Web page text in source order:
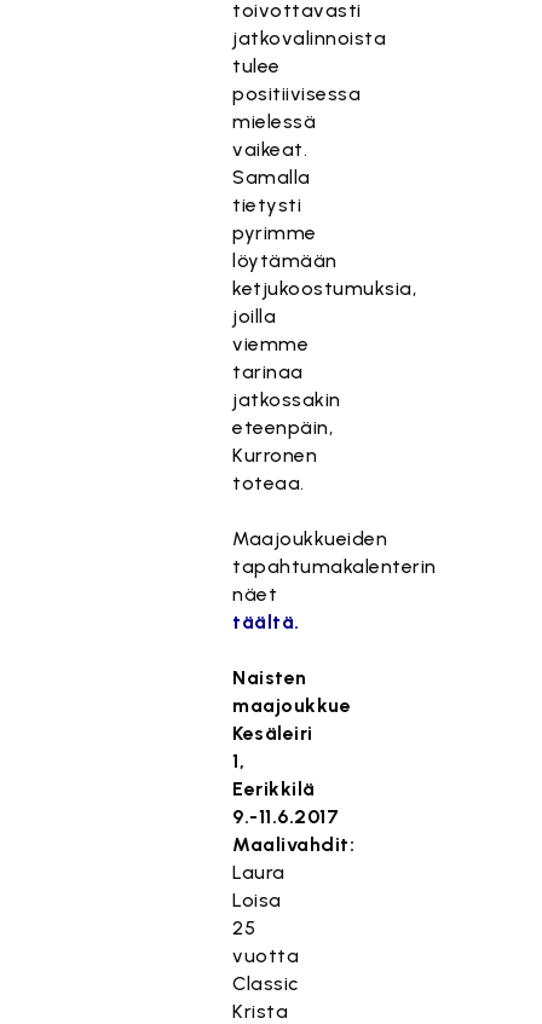
toivottavasti
jatkovalinnoista
tulee
positiivisessa
mielessä
vaikeat.
Samalla
tietysti
pyrimme
löytämään
ketjukoostumuksia,
joilla
viemme
tarinaa
jatkossakin
eteenpäin,
Kurronen
toteaa.
Maajoukkueiden
tapahtumakalenterin
näet
täältä.
Naisten
maajoukkue
Kesäleiri
1,
Eerikkilä
9.-11.6.2017
Maalivahdit:
Laura
Loisa
25
vuotta
Classic
Krista